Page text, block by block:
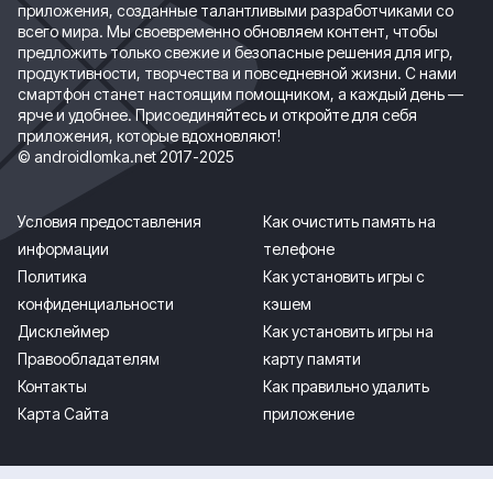
приложения, созданные талантливыми разработчиками со
всего мира. Мы своевременно обновляем контент, чтобы
предложить только свежие и безопасные решения для игр,
продуктивности, творчества и повседневной жизни. С нами
смартфон станет настоящим помощником, а каждый день —
ярче и удобнее. Присоединяйтесь и откройте для себя
приложения, которые вдохновляют!
© androidlomka.net 2017-2025
Условия предоставления
информации
Политика
конфиденциальности
Дисклеймер
Правообладателям
Контакты
Карта Сайта
Как очистить память на
телефоне
Как установить игры с
кэшем
Как установить игры на
карту памяти
Как правильно удалить
приложение